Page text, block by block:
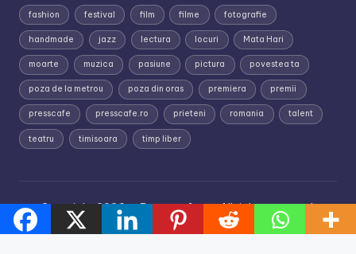
fashion festival film filme fotografie
handmade jazz lectura locuri Mata Hari
moarte muzica pasiune pictura povestea ta
poza de la metrou poza din oras premiera premii
presscafe presscafe.ro prieteni romania talent
teatru timisoara timp liber
Copyright 2026 —Presscafe.ro. All rights reserved.